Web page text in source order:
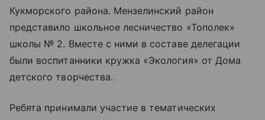
Кукморского района. Мензелинский район
представило школьное лесничество «Тополек»
школы № 2. Вместе с ними в составе делегации
были воспитанники кружка «Экология» от Дома
детского творчества.
Ребята принимали участие в тематических